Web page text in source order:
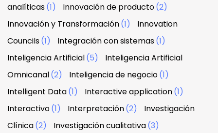
analíticas(1) Innovación de producto(2)
Innovación y Transformación(1)
Innovation
Councils(1) Integración con sistemas(1)
Inteligencia Artificial(5)
Inteligencia Artificial
Omnicanal(2) Inteligencia de negocio(1)
Intelligent Data(1) Interactive application(1)
Interactivo(1) Interpretación(2)
Investigación
Clínica(2) Investigación cualitativa(3)